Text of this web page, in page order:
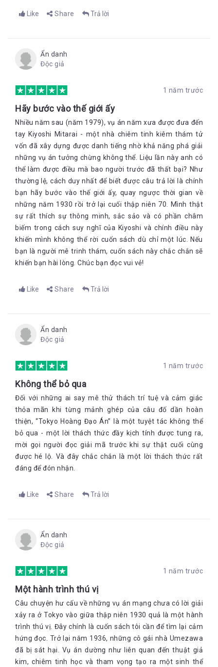
Like Share Trả lời
Ẩn danh
Độc giả
1 năm trước
Hãy bước vào thế giới ấy
Nhiều năm sau (năm 1979), vụ án năm xưa được đưa đến
tay Kiyoshi Mitarai - một nhà chiêm tinh kiêm thám tử
vốn đã xây dựng được danh tiếng nhờ khả năng phá giải
những vụ án tưởng chừng không thể. Liệu lần này anh có
thể làm được điều mà bao người trước đã thất bại? Như
thường lệ, cách duy nhất để biết được câu trả lời là chính
bạn hãy bước vào thế giới ấy, quay ngược thời gian về
những năm 1930 rồi trở lại cuối thập niên 70. Mình thật
sự rất thích sự thông minh, sắc sảo và có phần châm
biếm trong cách suy nghĩ của Kiyoshi và chính điều này
khiến mình không thể rời cuốn sách dù chỉ một lúc. Nếu
bạn là người mê trinh thám, cuốn sách này chắc chắn sẽ
khiến bạn hài lòng. Chúc bạn đọc vui vẻ!
Like Share Trả lời
Ẩn danh
Độc giả
1 năm trước
Không thể bỏ qua
Đối với những ai say mê thử thách trí tuệ và cảm giác
thỏa mãn khi từng mảnh ghép của câu đố dần hoàn
thiện, “Tokyo Hoàng Đạo Án” là một tuyệt tác không thể
bỏ qua - một lời thách thức đầy kịch tính được tung ra,
mời gọi người đọc giải mã trước khi sự thật cuối cùng
được hé lộ. Và đây chắc chắn là một lời thách thức rất
đáng để đón nhận.
Like Share Trả lời
Ẩn danh
Độc giả
1 năm trước
Một hành trình thú vị
Câu chuyện hư cấu về những vụ án mạng chưa có lời giải
xảy ra ở Tokyo vào giữa thập niên 1930 quả là một hành
trình thú vị. Đây chính là cuốn sách tôi cần để tìm lại cảm
hứng đọc. Trở lại năm 1936, những cô gái nhà Umezawa
đã bị sát hại. Vụ án dường như liên quan đến thuật giả
kim, chiêm tinh học và tham vọng tạo ra một sinh thể